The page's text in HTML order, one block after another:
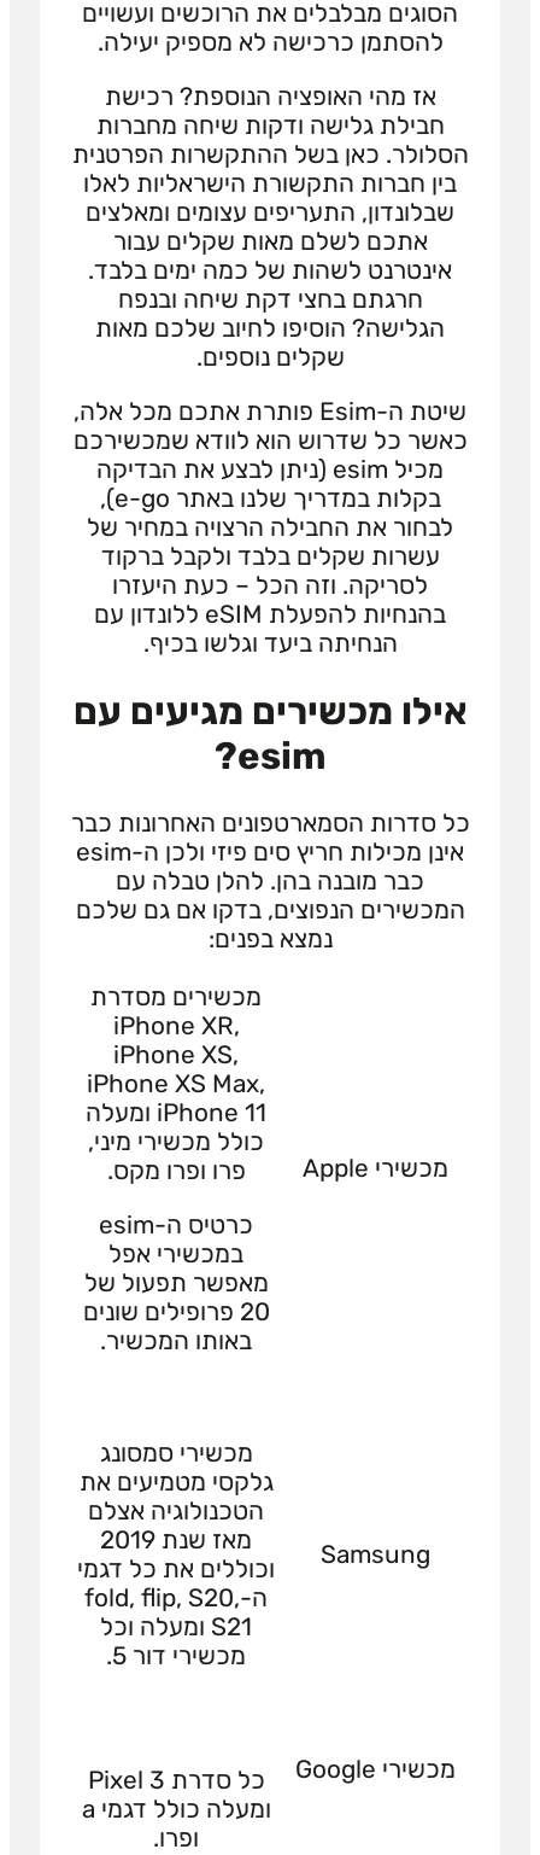
הסוגים מבלבלים את הרוכשים ועשויים
להסתמן כרכישה לא מספיק יעילה.
אז מהי האופציה הנוספת? רכישת
חבילת גלישה ודקות שיחה מחברות
הסלולר. כאן בשל ההתקשרות הפרטנית
בין חברות התקשורת הישראליות לאלו
שבלונדון, התעריפים עצומים ומאלצים
אתכם לשלם מאות שקלים עבור
אינטרנט לשהות של כמה ימים בלבד.
חרגתם בחצי דקת שיחה ובנפח
הגלישה? הוסיפו לחיוב שלכם מאות
שקלים נוספים.
שיטת ה-Esim פותרת אתכם מכל אלה,
כאשר כל שדרוש הוא לוודא שמכשירכם
מכיל esim (ניתן לבצע את הבדיקה
בקלות במדריך שלנו באתר e-go),
לבחור את החבילה הרצויה במחיר של
עשרות שקלים בלבד ולקבל ברקוד
לסריקה. וזה הכל – כעת היעזרו
בהנחיות להפעלת eSIM ללונדון עם
הנחיתה ביעד וגלשו בכיף.
אילו מכשירים מגיעים עם
esim?
כל סדרות הסמארטפונים האחרונות כבר
אינן מכילות חריץ סים פיזי ולכן ה-esim
כבר מובנה בהן. להלן טבלה עם
המכשירים הנפוצים, בדקו אם גם שלכם
נמצא בפנים:
מכשירי Apple
מכשירים מסדרת
iPhone XR,
iPhone XS,
iPhone XS Max,
iPhone 11 ומעלה
כולל מכשירי מיני,
פרו ופרו מקס.
כרטיס ה-esim
במכשירי אפל
מאפשר תפעול של
20 פרופילים שונים
באותו המכשיר.
Samsung
מכשירי סמסונג
גלקסי מטמיעים את
הטכנולוגיה אצלם
מאז שנת 2019
וכוללים את כל דגמי
ה-fold, flip, S20,
S21 ומעלה וכל
מכשירי דור 5.
מכשירי Google
כל סדרת Pixel 3
ומעלה כולל דגמי a
ופרו.